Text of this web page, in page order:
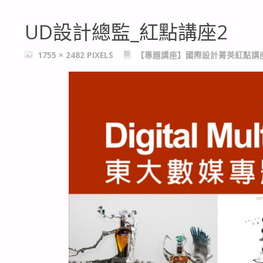
UD設計總監_紅點講座2
FULL1755 × 2482 PIXELS 【專題講座】國際設計菁英紅點講